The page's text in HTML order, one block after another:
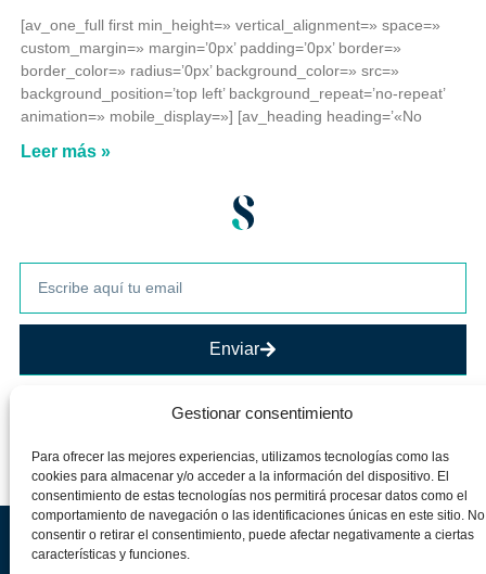
Gestionar consentimiento
Para ofrecer las mejores experiencias, utilizamos tecnologías como las
cookies para almacenar y/o acceder a la información del dispositivo. El
consentimiento de estas tecnologías nos permitirá procesar datos como el
comportamiento de navegación o las identificaciones únicas en este sitio. No
consentir o retirar el consentimiento, puede afectar negativamente a ciertas
características y funciones.
[av_one_full first min_height=» vertical_alignment=» space=»
custom_margin=» margin=’0px’ padding=’0px’ border=»
border_color=» radius=’0px’ background_color=» src=»
background_position=’top left’ background_repeat=’no-repeat’
animation=» mobile_display=»] [av_heading heading=’«No
Leer más »
Enviar
Aviso legalPolítica de privacidadPolítica de cookies
Silvia Álava. Todos los derechos reservados 2025©